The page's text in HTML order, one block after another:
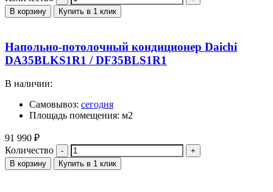
В корзину Купить в 1 клик
Напольно-потолочный кондиционер Daichi
DA35BLKS1R1 / DF35BLS1R1
В наличии:
Самовывоз: сегодня
Площадь помещения: м2
91 990 ₽
Количество
В корзину Купить в 1 клик